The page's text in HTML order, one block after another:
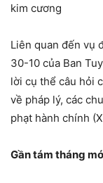
kim cương
Liên quan đến vụ
30-10 của Ban
lời cụ thể câu hỏi
về pháp lý, các
phạt hành chính
Gần tám tháng